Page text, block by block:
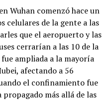
Wuhan comenzó hace un
celulares de la gente a las
que el aeropuerto y las
cerrarían a las 10 de la
ampliada a la mayoría
afectando a 56
el confinamiento fue
más allá de las